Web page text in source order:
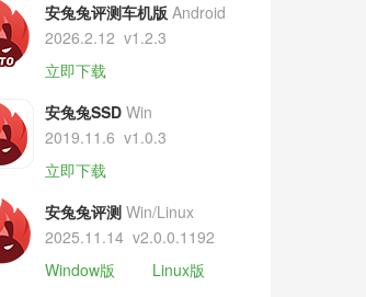
安兔兔评测车机版 Android
2026.2.12 v1.2.3
立即下载
安兔兔SSD Win
2019.11.6 v1.0.3
立即下载
安兔兔评测 Win/Linux
2025.11.14 v2.0.0.1192
Window版
Linux版